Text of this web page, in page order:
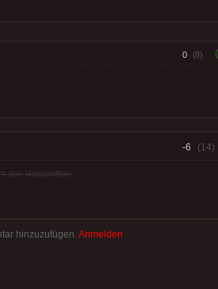
0 (8)
-6 (14)
den Vorschriften.
hinzuzufügen. Anmelden